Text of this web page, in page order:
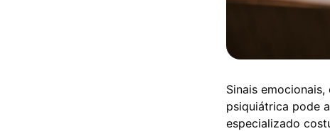
Sinais
psiquiátrica pode
especializado